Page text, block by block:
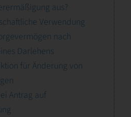
aus?
Verwendung
nach
Darlehens
für Änderung von
Antrag auf